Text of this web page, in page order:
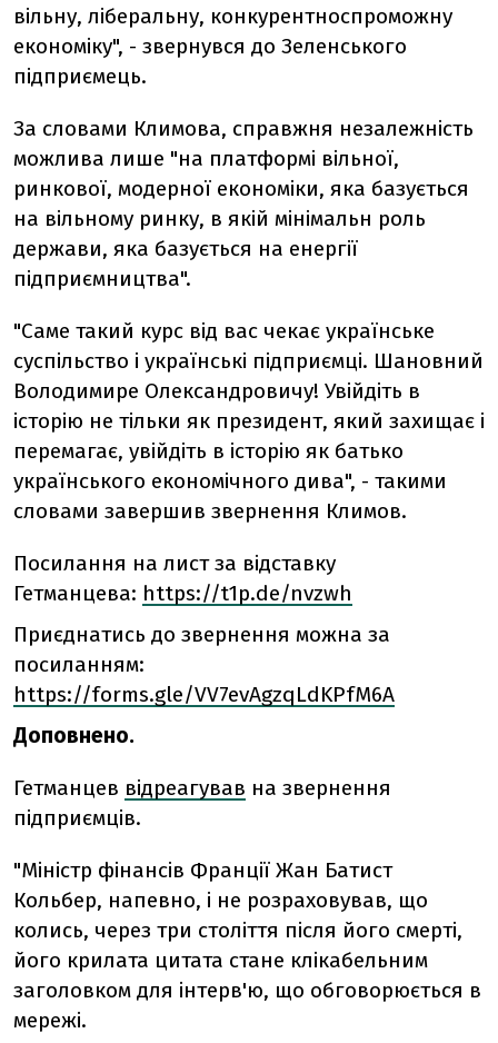
вільну, ліберальну, конкурентноспроможну
економіку", - звернувся до Зеленського
підприємець.
За словами Климова, справжня незалежність
можлива лише "на платформі вільної,
ринкової, модерної економіки, яка базується
на вільному ринку, в якій мінімальн роль
держави, яка базується на енергії
підприємництва".
"Саме такий курс від вас чекає українське
суспільство і українські підприємці. Шановний
Володимире Олександровичу! Увійдіть в
історію не тільки як президент, який захищає і
перемагає, увійдіть в історію як батько
українського економічного дива", - такими
словами завершив звернення Климов.
Посилання на лист за відставку
Гетманцева: https://t1p.de/nvzwh
Приєднатись до звернення можна за
посиланням:
https://forms.gle/VV7evAgzqLdKPfM6A
Доповнено.
Гетманцев відреагував на звернення
підприємців.
"Міністр фінансів Франції Жан Батист
Кольбер, напевно, і не розраховував, що
колись, через три століття після його смерті,
його крилата цитата стане клікабельним
заголовком для інтерв'ю, що обговорюється в
мережі.